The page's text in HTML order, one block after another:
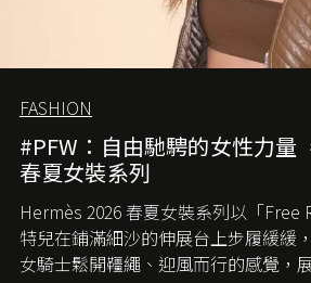
FASHION
#PFW：自由馳騁的女性力量
春夏女裝系列
Hermès 2026 春夏女裝系列以「Free
特兒在鋪滿細沙的伸展台上步履緩緩
女騎士鬆開韁繩、迎風而行的感覺，